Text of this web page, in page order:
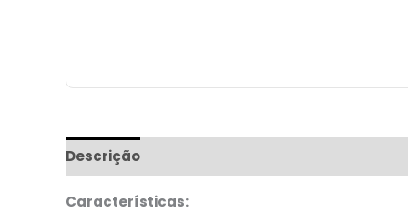
Descrição
Características: